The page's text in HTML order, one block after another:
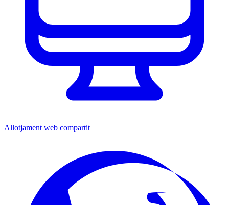
Allotjament web compartit